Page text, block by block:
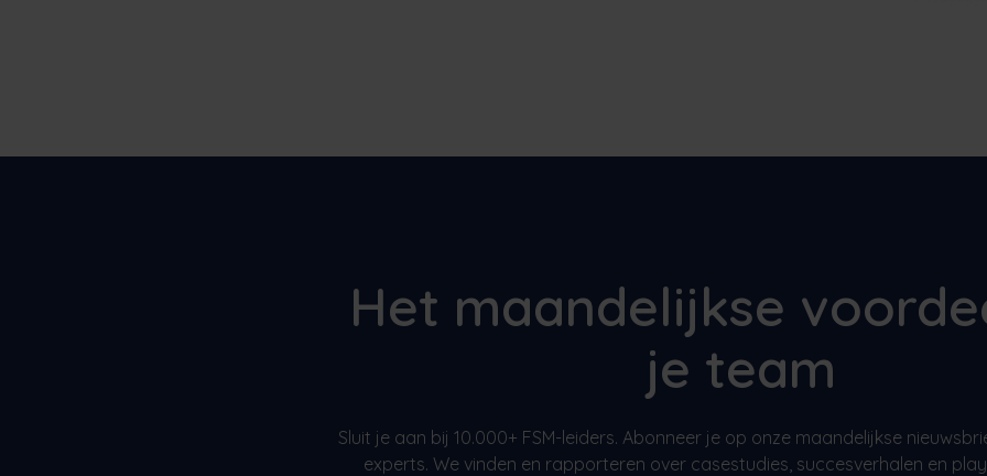
Het maandelijkse
je team
Sluit je aan bij 10.000+ FSM-leiders. Abonneer je op onze maandelijkse
experts. We vinden en rapporteren over casestudies, succesverhalen en